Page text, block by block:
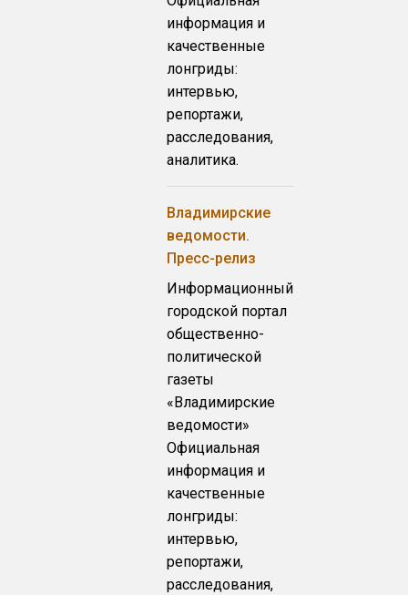
информация и
качественные
лонгриды:
интервью,
репортажи,
расследования,
аналитика.
Владимирские
ведомости.
Пресс-релиз
Информационный
городской портал
общественно-
политической
газеты
«Владимирские
ведомости»
Официальная
информация и
качественные
лонгриды:
интервью,
репортажи,
расследования,